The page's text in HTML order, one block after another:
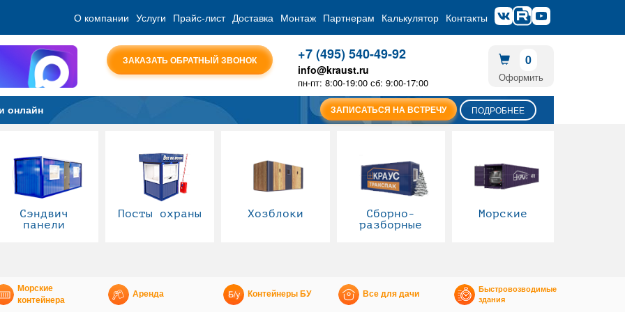
О компании Услуги Прайс-лист Доставка Монтаж Партнерам Калькулятор Контакты
ЗАКАЗАТЬ ОБРАТНЫЙ ЗВОНОК +7 (495) 540-49-92
info@kraust.ru
пн-пт: 8:00-19:00 сб: 9:00-17:00
0
Оформить
онлайн ЗАПИСАТЬСЯ НА ВСТРЕЧУ ПОДРОБНЕЕ
Сэндвич
панели
Посты охраны Хозблоки
Сборно-
разборные
Морские
Морские
контейнера
Аренда Контейнеры БУ Все для дачи
Быстровозводимые
здания